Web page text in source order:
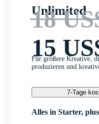
Unlimited
18
15
Für größere Kreative,
produzieren und
7-Tage
Alles in Starter,